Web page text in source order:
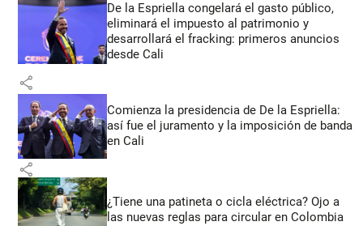
De la Espriella congelará el gasto público,
eliminará el impuesto al patrimonio y
desarrollará el fracking: primeros anuncios
desde Cali
share
Comienza la presidencia de De la Espriella:
así fue el juramento y la imposición de banda
en Cali
share
¿Tiene una patineta o cicla eléctrica? Ojo a
las nuevas reglas para circular en Colombia